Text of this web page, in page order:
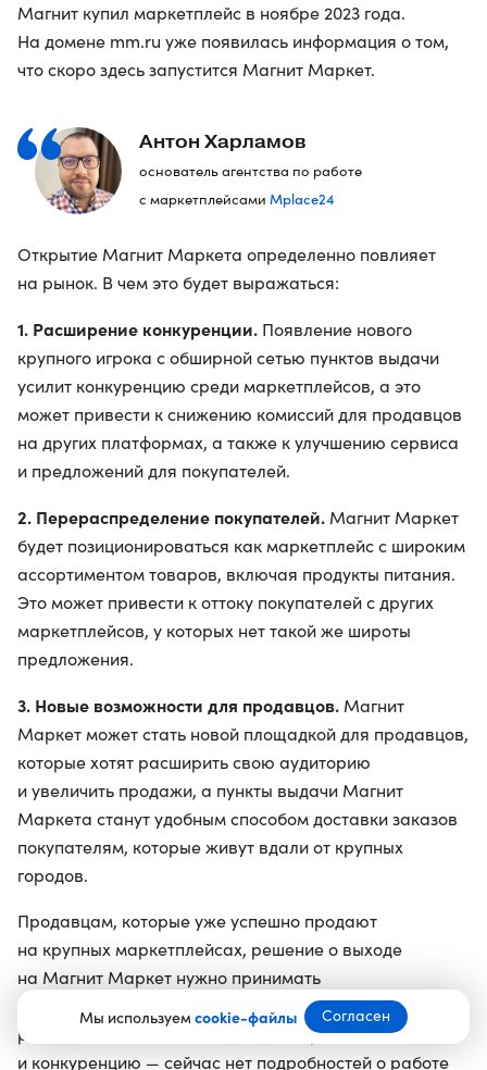
Мы используемcookie-файлы Согласен
Магнит купил маркетплейс в ноябре 2023 года.
На домене mm.ru уже появилась информация о том,
что скоро здесь запустится Магнит Маркет.
Антон Харламов
основатель агентства по работе
с маркетплейсами Mplace24
Открытие Магнит Маркета определенно повлияет
на рынок. В чем это будет выражаться:
1. Расширение конкуренции. Появление нового
крупного игрока с обширной сетью пунктов выдачи
усилит конкуренцию среди маркетплейсов, а это
может привести к снижению комиссий для продавцов
на других платформах, а также к улучшению сервиса
и предложений для покупателей.
2. Перераспределение покупателей. Магнит Маркет
будет позиционироваться как маркетплейс с широким
ассортиментом товаров, включая продукты питания.
Это может привести к оттоку покупателей с других
маркетплейсов, у которых нет такой же широты
предложения.
3. Новые возможности для продавцов. Магнит
Маркет может стать новой площадкой для продавцов,
которые хотят расширить свою аудиторию
и увеличить продажи, а пункты выдачи Магнит
Маркета станут удобным способом доставки заказов
покупателям, которые живут вдали от крупных
городов.
Продавцам, которые уже успешно продают
на крупных маркетплейсах, решение о выходе
на Магнит Маркет нужно принимать
с осторожностью. Следует тщательно изучить условия
работы, комиссию, целевую аудиторию
и конкуренцию — сейчас нет подробностей о работе